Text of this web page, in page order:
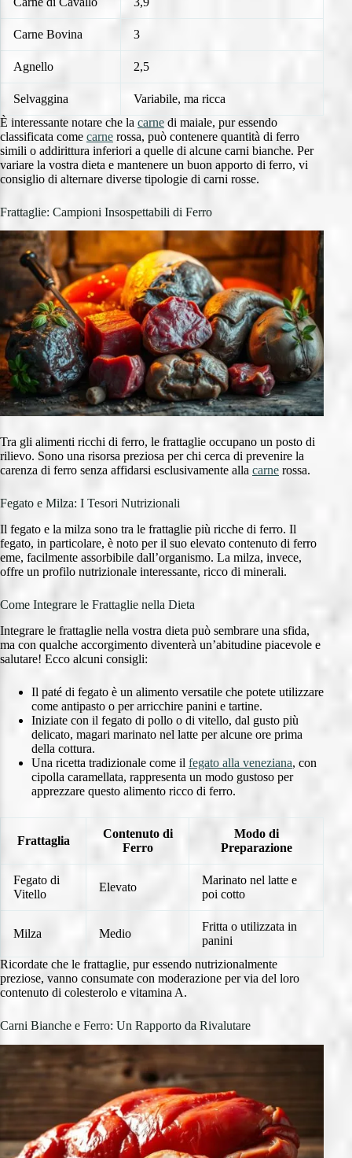
Carne Bovina 3
Agnello 2,5
Selvaggina
Variabile, ma ricca
È interessante notare che la carne di maiale, pur essendo
classificata come carne rossa, può contenere quantità di ferro
simili o addirittura inferiori a quelle di alcune carni bianche. Per
variare la vostra dieta e mantenere un buon apporto di ferro, vi
consiglio di alternare diverse tipologie di carni rosse.
Frattaglie: Campioni Insospettabili di Ferro
Tra gli alimenti ricchi di ferro, le frattaglie occupano un posto di
rilievo. Sono una risorsa preziosa per chi cerca di prevenire la
carenza di ferro senza affidarsi esclusivamente alla carne rossa.
Fegato e Milza: I Tesori Nutrizionali
Il fegato e la milza sono tra le frattaglie più ricche di ferro. Il
fegato, in particolare, è noto per il suo elevato contenuto di ferro
eme, facilmente assorbibile dall’organismo. La milza, invece,
offre un profilo nutrizionale interessante, ricco di minerali.
Come Integrare le Frattaglie nella Dieta
Integrare le frattaglie nella vostra dieta può sembrare una sfida,
ma con qualche accorgimento diventerà un’abitudine piacevole e
salutare! Ecco alcuni consigli:
Il paté di fegato è un alimento versatile che potete utilizzare
come antipasto o per arricchire panini e tartine.
Iniziate con il fegato di pollo o di vitello, dal gusto più
delicato, magari marinato nel latte per alcune ore prima
della cottura.
Una ricetta tradizionale come il fegato alla veneziana, con
cipolla caramellata, rappresenta un modo gustoso per
apprezzare questo alimento ricco di ferro.
Frattaglia
Contenuto di
Ferro
Modo di
Preparazione
Fegato di
Vitello
Elevato
Marinato nel latte e
poi cotto
Milza Medio
Fritta o utilizzata in
panini
Ricordate che le frattaglie, pur essendo nutrizionalmente
preziose, vanno consumate con moderazione per via del loro
contenuto di colesterolo e vitamina A.
Carni Bianche e Ferro: Un Rapporto da Rivalutare